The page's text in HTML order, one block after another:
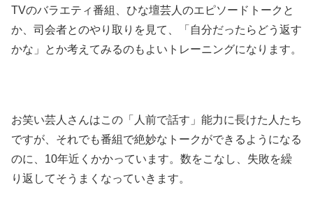
TVのバラエティ番組、ひな壇芸人のエピソードトークと
か、司会者とのやり取りを見て、「自分だったらどう返す
かな」とか考えてみるのもよいトレーニングになります。
お笑い芸人さんはこの「人前で話す」能力に長けた人たち
ですが、それでも番組で絶妙なトークができるようになる
のに、10年近くかかっています。数をこなし、失敗を繰
り返してそうまくなっていきます。